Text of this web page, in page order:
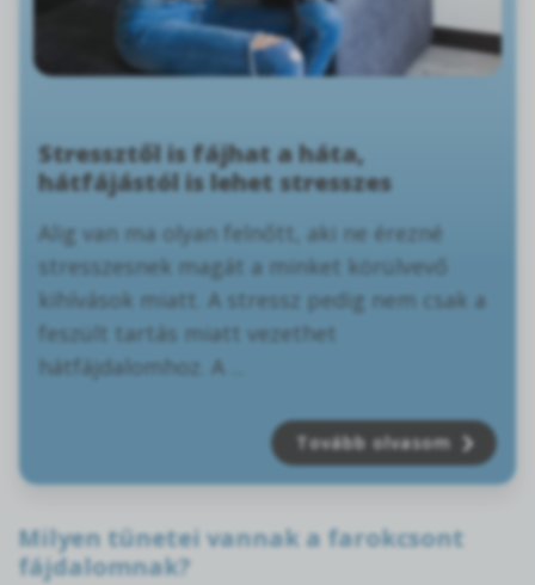
Stressztől is fájhat a háta,
hátfájástól is lehet stresszes
Alig van ma olyan felnőtt, aki ne érezné
stresszesnek magát a minket körülvevő
kihívások miatt. A stressz pedig nem csak a
feszült tartás miatt vezethet
hátfájdalomhoz. A ...
Tovább olvasom
Milyen tünetei vannak a farokcsont
fájdalomnak?